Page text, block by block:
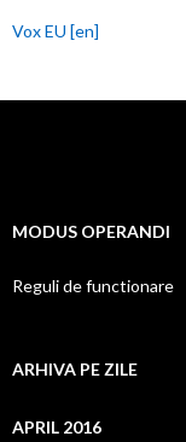
Vox EU [en]
MODUS OPERANDI
Reguli de functionare
ARHIVA PE ZILE
APRIL 2016